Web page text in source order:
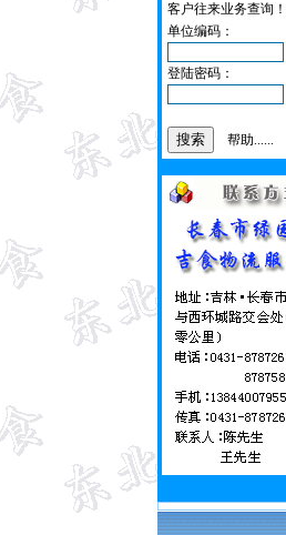
客户往来业务查询！
单位编码：
登陆密码：
帮助......